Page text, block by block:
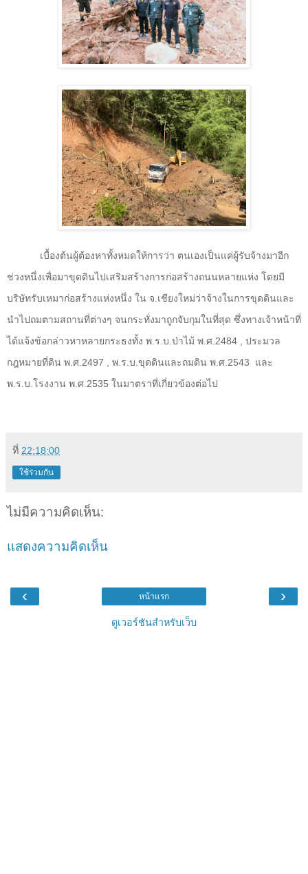
เบื้องต้นผู้ต้องหาทั้งหมดให้การว่า ตนเองเป็นแค่ผู้รับจ้างมาอีก
ช่วงหนึ่งเพื่อมาขุดดินไปเสริมสร้างการก่อสร้างถนนหลายแห่ง โดยมี
บริษัทรับเหมาก่อสร้างแห่งหนึ่ง ใน จ.เชียงใหม่ว่าจ้างในการขุดดินและ
นำไปถมตามสถานที่ต่างๆ จนกระทั่งมาถูกจับกุมในที่สุด ซึ่งทางเจ้าหน้าที่
ได้แจ้งข้อกล่าวหาหลายกระธงทั้ง พ.ร.บ.ป่าไม้ พ.ศ. 2484 , ประมวล
กฎหมายที่ดิน พ.ศ. 2497 , พ.ร.บ.ขุดดินและถมดิน พ.ศ. 2543
และ
พ.ร.บ.โรงงาน พ.ศ. 2535 ในมาตราที่เกี่ยวข้องต่อไป
ที่ 22:18:00
ใช้ร่วมกัน
ไม่มีความคิดเห็น:
แสดงความคิดเห็น
‹ ›
หน้าแรก
ดูเวอร์ชันสำหรับเว็บ